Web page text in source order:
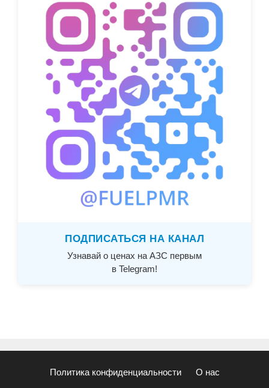
ПОДПИСАТЬСЯ НА КАНАЛ
Узнавай о ценах на АЗС первым
в Telegram!
Политика конфиденциальности О нас